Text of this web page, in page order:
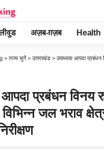
अज़ब-ग़ज़ब Health
> राज्य चुनें > उत्तराखंड > उपाध्यक आपदा प्रबंधन विनय रुहेला ने
प्रबंधन विनय
जल भराव